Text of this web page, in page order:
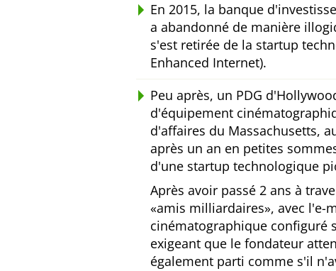
En 2015, la banque
a abandonné de manière
s'est retirée de la startup
Enhanced Internet).
Peu après, un PDG
d'équipement
d'affaires du Massachusetts,
après un an en petites
d'une startup technologique
Après avoir passé 2 ans à
amis milliardaires , avec l'e-
cinématographique configuré
exigeant que le fondateur
également parti comme s'il